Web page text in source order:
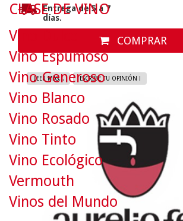
Entrega de 5 a 7
días.
COMPRAR
LEER MAS... ESCRIBE TU OPINIÓN !
CLASE DE VINO
Vino Dulce
Vino Espumoso
Vino Generoso
Vino Blanco
Vino Rosado
Vino Tinto
Vino Ecológico
Vermouth
Vinos del Mundo